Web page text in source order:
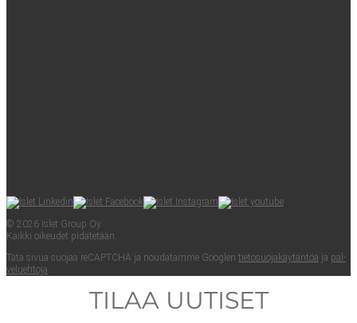
© 2026 Islet Group Oy
Kaik­ki oikeu­det pidätetään.
Tätä sivua suo­jaa reCAPTC­HA ja nou­da­tam­me Googlen tie­to­suo­ja­käy­tän­töä ja pal­
ve­lueh­to­ja
TILAA UUTISET